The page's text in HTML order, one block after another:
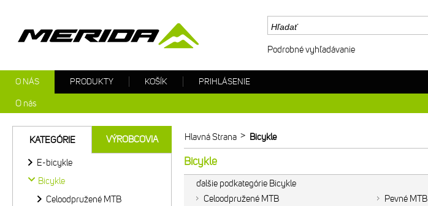
Hlavná Strana > Bicykle
Bicykle
ďalšie podkategórie Bicykle
Celoodpružené MTB
Pevné MTB
KATEGÓRIE VÝROBCOVIA
E-bicykle
Bicykle
Celoodpružené MTB
Podrobné vyhľadávanie
O NÁS
O nás
PRODUKTY KOŠÍK PRIHLÁSENIE